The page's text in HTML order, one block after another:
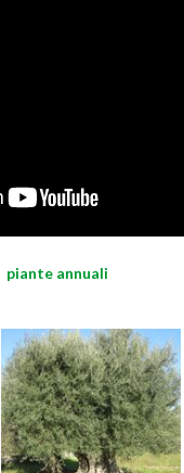
piante annuali